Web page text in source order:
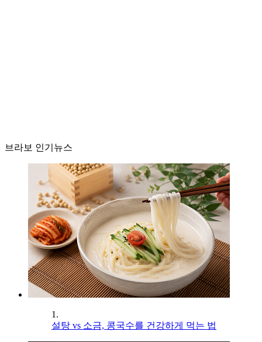
브라보 인기뉴스
1.
설탕 vs 소금, 콩국수를 건강하게 먹는 법